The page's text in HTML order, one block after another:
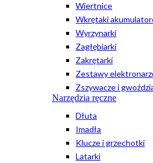
Wiertnice
Wkrętaki
Wyrzynarki
Zagłębiarki
Zakrętarki
Zestawy
Zszywacze i
Narzędzia ręczne
Dłuta
Imadła
Klucze i grzechotki
Latarki